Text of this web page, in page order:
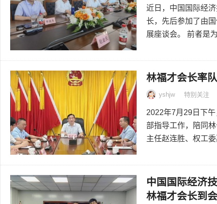
近日，中国国际经
长，先后参加了由
展座谈会。 前者是
林福才会长率
yshjw 特别关注
2022年7月29日下
部指导工作，陪同
主任赵连胜、权工
中国国际经济
林福才会长到